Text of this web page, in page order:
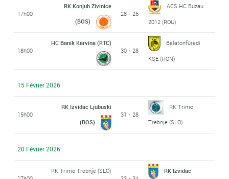
17h00
RK Konjuh Zivinice
(BOS)
28 - 26
ACS HC Buzau
2012 (ROU)
18h00
HC Banik Karvina (RTC)
30 - 28
Balatonfüredi
KSE (HON)
15 Février 2026
15h00
RK Izvidac Ljubuski
(BOS)
31 - 28
RK Trimo
Trebnje (SLO)
20 Février 2026
RK Trimo Trebnje (SLO)
RK Izvidac